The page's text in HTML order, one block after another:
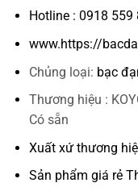
Hotline : 0918
www.https://
Chủng loại: bạc
Thương hiệu :
Có sẵn
Xuất xứ thương
Sản phẩm giá rẻ